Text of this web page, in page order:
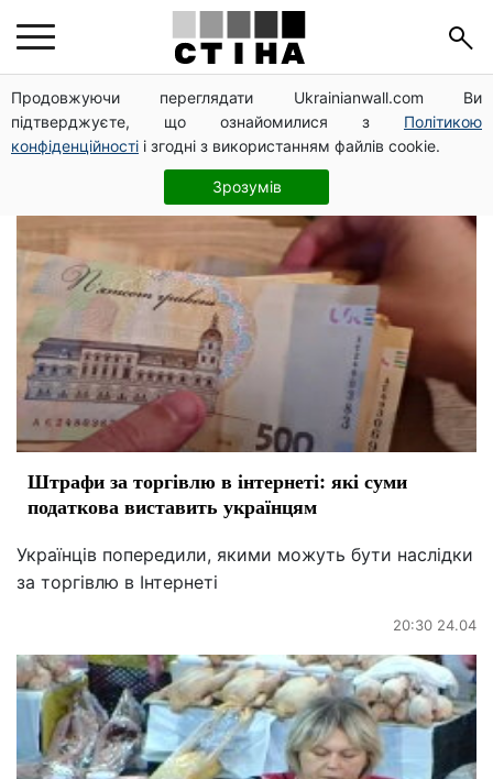
Продовжуючи переглядати Ukrainianwall.com Ви
підтверджуєте, що ознайомилися з Політикою
конфіденційності і згодні з використанням файлів cookie.
Зрозумів
ФОП
Штрафи за торгівлю в інтернеті: які суми
податкова виставить українцям
Українців попередили, якими можуть бути наслідки
за торгівлю в Інтернеті
20:30 24.04